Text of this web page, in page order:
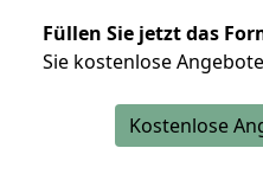
Füllen Sie jetzt das
Sie kostenlose
Kostenlose